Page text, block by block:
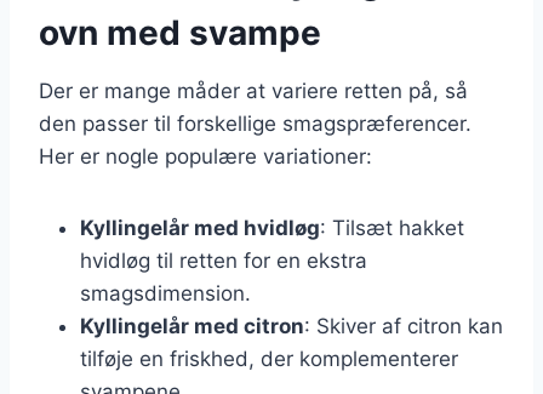
ovn med svampe
Der er mange måder at variere retten på, så
den passer til forskellige smagspræferencer.
Her er nogle populære variationer:
Kyllingelår med hvidløg: Tilsæt hakket
hvidløg til retten for en ekstra
smagsdimension.
Kyllingelår med citron: Skiver af citron kan
tilføje en friskhed, der komplementerer